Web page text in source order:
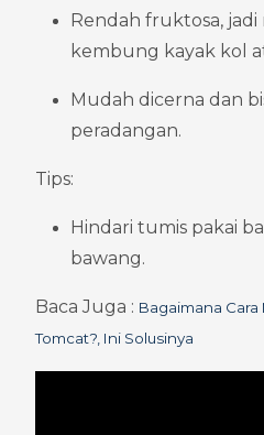
Rendah fruktosa,
kembung kayak kol
Mudah dicerna dan
peradangan.
Tips:
Hindari tumis pakai
bawang.
Baca Juga : Bagaimana
Tomcat?, Ini Solusinya